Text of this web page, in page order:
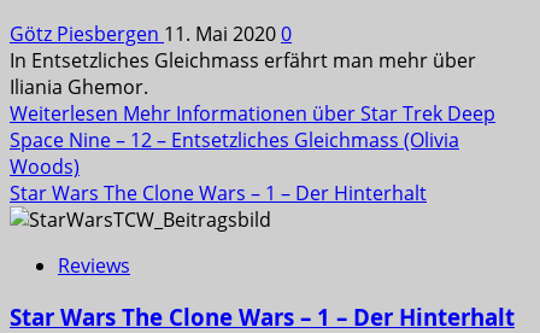
Götz Piesbergen 11. Mai 20200
In Entsetzliches Gleichmass erfährt man mehr über
Iliania Ghemor.
Weiterlesen Mehr Informationen über Star Trek Deep
Space Nine – 12 – Entsetzliches Gleichmass (Olivia
Woods)
Star Wars The Clone Wars – 1 – Der Hinterhalt
Reviews
Star Wars The Clone Wars – 1 – Der Hinterhalt